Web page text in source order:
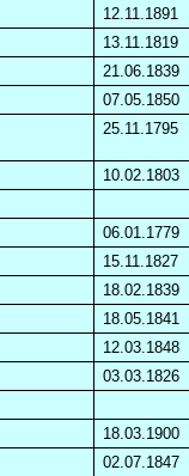
12.11.1891
13.11.1819
21.06.1839
07.05.1850
25.11.1795
10.02.1803
06.01.1779
15.11.1827
18.02.1839
18.05.1841
12.03.1848
03.03.1826
18.03.1900
02.07.1847